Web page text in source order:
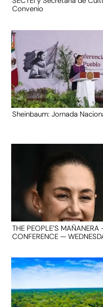
Convenio
Sheinbaum: Jornada
THE PEOPLE’S
CONFERENCE —